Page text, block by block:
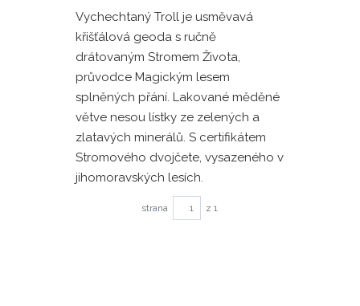
Vychechtaný Troll je usměvavá
křišťálová geoda s ručně
drátovaným Stromem Života,
průvodce Magickým lesem
splněných přání. Lakované měděné
větve nesou lístky ze zelených a
zlatavých minerálů. S certifikátem
Stromového dvojčete, vysazeného v
jihomoravských lesích.
strana z 1